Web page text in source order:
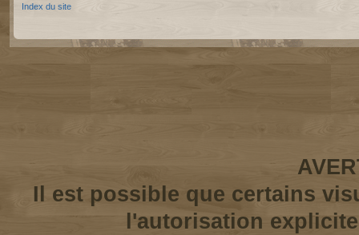
Index du site
Il est possible que certains
l'autorisation